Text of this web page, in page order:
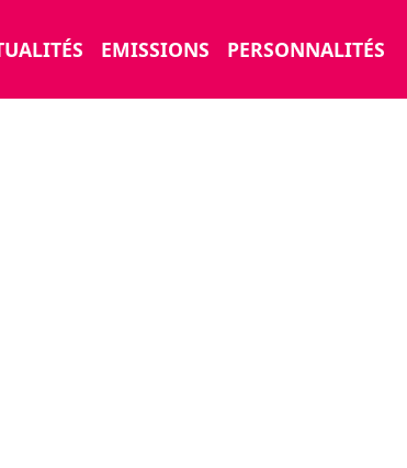
EMISSIONS PERSONNALITÉS